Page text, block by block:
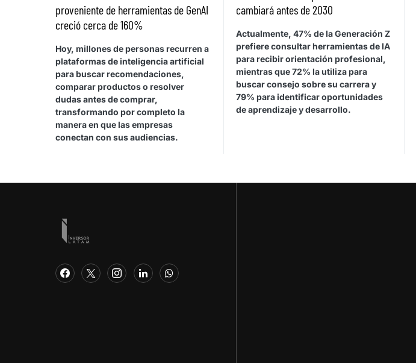
proveniente de herramientas de GenAI
creció cerca de 160%
Hoy, millones de personas recurren a
plataformas de inteligencia artificial
para buscar recomendaciones,
comparar productos o resolver
dudas antes de comprar,
transformando por completo la
manera en que las empresas
conectan con sus audiencias.
cambiará antes de 2030
Actualmente, 47% de la Generación Z
prefiere consultar herramientas de IA
para recibir orientación profesional,
mientras que 72% la utiliza para
buscar consejo sobre su carrera y
79% para identificar oportunidades
de aprendizaje y desarrollo.